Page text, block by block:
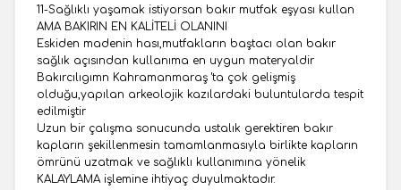
11-Sağlıklı yaşamak istiyorsan bakır mutfak eşyası kullan
AMA BAKIRIN EN KALİTELİ OLANINI
Eskiden madenin hası,mutfakların baştacı olan bakır
sağlık açısından kullanıma en uygun materyaldir
Bakırcılıgımn Kahramanmaraş 'ta çok gelişmiş
olduğu,yapılan arkeolojik kazılardaki buluntularda tespit
edilmiştir
Uzun bir çalışma sonucunda ustalık gerektiren bakır
kapların şekillenmesin tamamlanmasıyla birlikte kapların
ömrünü uzatmak ve sağlıklı kullanımına yönelik
KALAYLAMA işlemine ihtiyaç duyulmaktadır.